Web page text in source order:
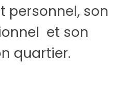
personnel, son
et son
quartier.